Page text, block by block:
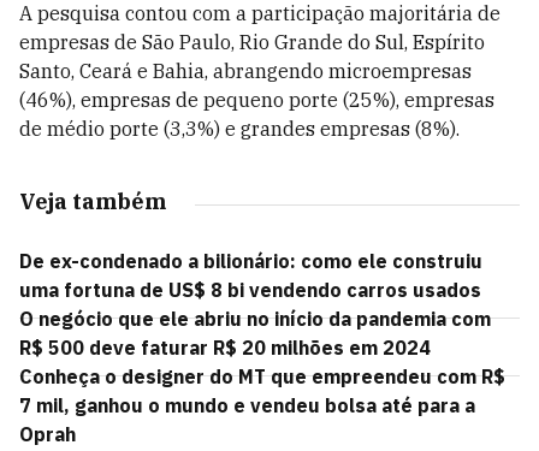
A pesquisa contou com a participação majoritária de
empresas de São Paulo, Rio Grande do Sul, Espírito
Santo, Ceará e Bahia, abrangendo microempresas
(46%), empresas de pequeno porte (25%), empresas
de médio porte (3,3%) e grandes empresas (8%).
Veja também
De ex-condenado a bilionário: como ele construiu
uma fortuna de US$ 8 bi vendendo carros usados
O negócio que ele abriu no início da pandemia com
R$ 500 deve faturar R$ 20 milhões em 2024
Conheça o designer do MT que empreendeu com R$
7 mil, ganhou o mundo e vendeu bolsa até para a
Oprah